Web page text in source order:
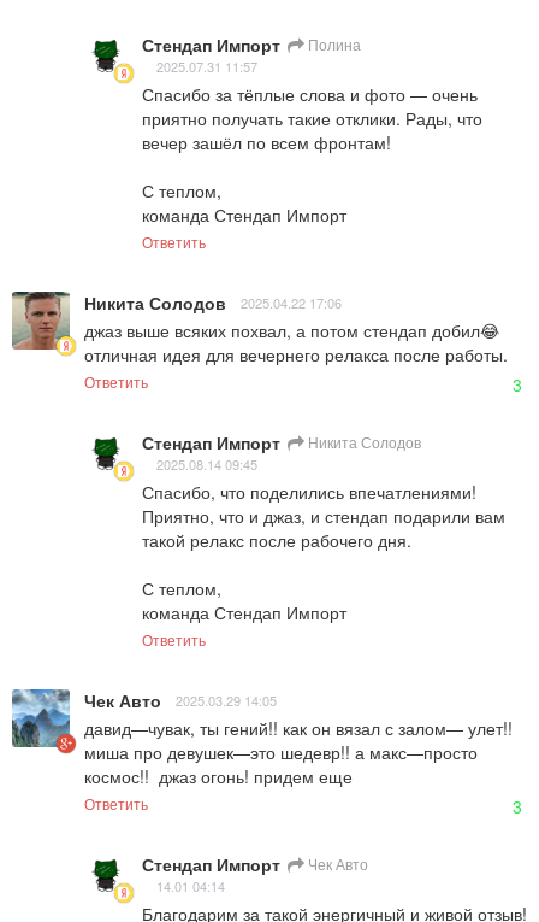
Стендап Импорт Полина
2025.07.31 11:57
Спасибо за тёплые слова и фото — очень
приятно получать такие отклики. Рады, что
вечер зашёл по всем фронтам!
С теплом,
команда Стендап Импорт
Ответить
Никита Солодов 2025.04.22 17:06
джаз выше всяких похвал, а потом стендап добил😂
отличная идея для вечернего релакса после работы.
Ответить 3
Стендап Импорт Никита Солодов
2025.08.14 09:45
Спасибо, что поделились впечатлениями!
Приятно, что и джаз, и стендап подарили вам
такой релакс после рабочего дня.
С теплом,
команда Стендап Импорт
Ответить
Чек Авто 2025.03.29 14:05
давид—чувак, ты гений!! как он вязал с залом— улет!!
миша про девушек—это шедевр!! а макс—просто
космос!!  джаз огонь! придем еще
Ответить 3
Стендап Импорт Чек Авто
14.01 04:14
Благодарим за такой энергичный и живой отзыв!